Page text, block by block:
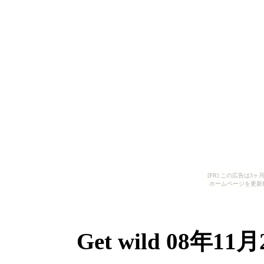
[PR] この広告は3ヶ
ホームページを更
Get wild 08年11